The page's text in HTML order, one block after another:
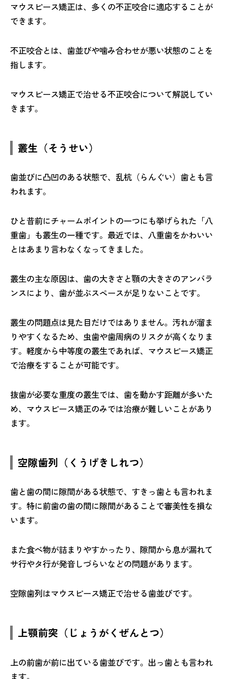
マウスピース矯正は、多くの不正咬合に適応することが
できます。
不正咬合とは、歯並びや噛み合わせが悪い状態のことを
指します。
マウスピース矯正で治せる不正咬合について解説してい
きます。
叢生（そうせい）
歯並びに凸凹のある状態で、乱杭（らんぐい）歯とも言
われます。
ひと昔前にチャームポイントの一つにも挙げられた「八
重歯」も叢生の一種です。最近では、八重歯をかわいい
とはあまり言わなくなってきました。
叢生の主な原因は、歯の大きさと顎の大きさのアンバラ
ンスにより、歯が並ぶスペースが足りないことです。
叢生の問題点は見た目だけではありません。汚れが溜ま
りやすくなるため、虫歯や歯周病のリスクが高くなりま
す。軽度から中等度の叢生であれば、マウスピース矯正
で治療をすることが可能です。
抜歯が必要な重度の叢生では、歯を動かす距離が多いた
め、マウスピース矯正のみでは治療が難しいことがあり
ます。
空隙歯列（くうげきしれつ）
歯と歯の間に隙間がある状態で、すきっ歯とも言われま
す。特に前歯の歯の間に隙間があることで審美性を損な
います。
また食べ物が詰まりやすかったり、隙間から息が漏れて
サ行やタ行が発音しづらいなどの問題があります。
空隙歯列はマウスピース矯正で治せる歯並びです。
上顎前突（じょうがくぜんとつ）
上の前歯が前に出ている歯並びです。出っ歯とも言われ
ます。